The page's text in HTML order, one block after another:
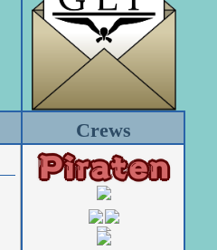
Crews